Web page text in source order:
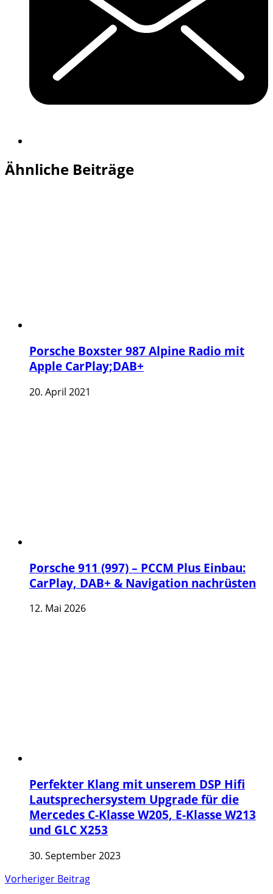
Ähnliche Beiträge
Porsche Boxster 987 Alpine Radio mit
Apple CarPlay;DAB+
20. April 2021
Porsche 911 (997) – PCCM Plus Einbau:
CarPlay, DAB+ & Navigation nachrüsten
12. Mai 2026
Perfekter Klang mit unserem DSP Hifi
Lautsprechersystem Upgrade für die
Mercedes C-Klasse W205, E-Klasse W213
und GLC X253
30. September 2023
Vorheriger Beitrag